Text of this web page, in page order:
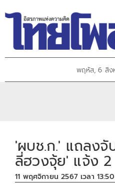
พฤหัส, 6 สิง
'ผบช.ก.' แถลง
ลี่ฮวงจุ้ย' แจ้ง
11 พฤศจิกายน 2567 เวลา